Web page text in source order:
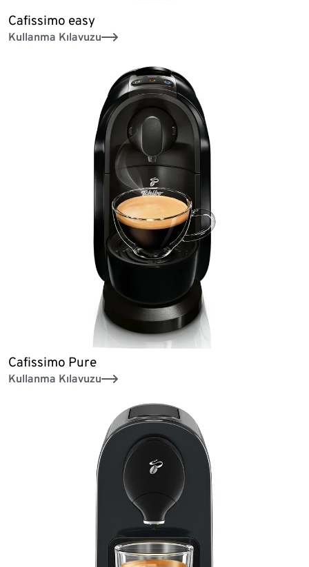
Cafissimo easy
Kullanma Kılavuzu
Cafissimo Pure
Kullanma Kılavuzu